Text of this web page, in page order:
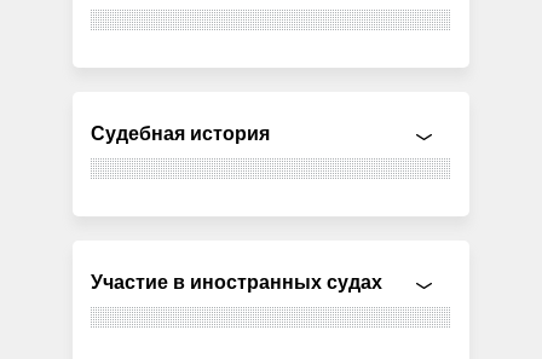
Судебная история
Участие в иностранных судах